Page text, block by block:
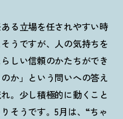
る立場を任されやすい時
うですが、人の気持ちを
しい信頼のかたちができ
か」という問いへの答え
。少し積極的に動くこと
そうです。5月は、“ちゃ